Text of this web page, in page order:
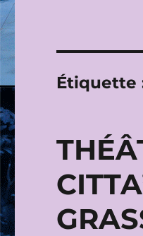
Étiquette